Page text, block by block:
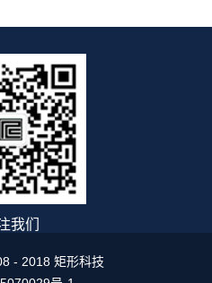
我们
- 2018 矩形科技